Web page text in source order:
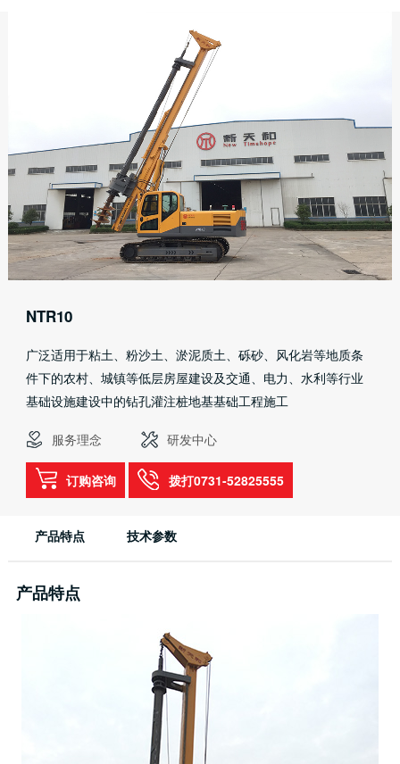
NTR10
广泛适用于粘土、粉沙土、淤泥质土、砾砂、风化岩等地质条
件下的农村、城镇等低层房屋建设及交通、电力、水利等行业
基础设施建设中的钻孔灌注桩地基基础工程施工
服务理念 研发中心
订购咨询 拨打0731-52825555
产品特点 技术参数
产品特点